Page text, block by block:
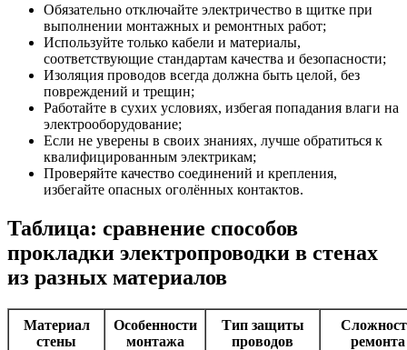
Обязательно отключайте электричество в щитке при
выполнении монтажных и ремонтных работ;
Используйте только кабели и материалы,
соответствующие стандартам качества и безопасности;
Изоляция проводов всегда должна быть целой, без
повреждений и трещин;
Работайте в сухих условиях, избегая попадания влаги на
электрооборудование;
Если не уверены в своих знаниях, лучше обратиться к
квалифицированным электрикам;
Проверяйте качество соединений и крепления,
избегайте опасных оголённых контактов.
Таблица: сравнение способов
прокладки электропроводки в стенах
из разных материалов
Материал
стены
Особенности
монтажа
Тип защиты
проводов
ремонта